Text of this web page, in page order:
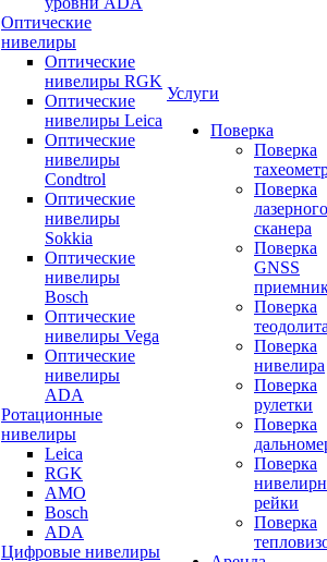
Оптические
нивелиры
Оптические
нивелиры RGK
Оптические
нивелиры Leica
Оптические
нивелиры
Condtrol
Оптические
нивелиры
Sokkia
Оптические
нивелиры
Bosch
Оптические
нивелиры Vega
Оптические
нивелиры
ADA
Ротационные
нивелиры
Leica
RGK
AMO
Bosch
ADA
Цифровые нивелиры
Услуги
Поверка
Поверка
Поверка
лазерного
сканера
Поверка
GNSS
Поверка
Поверка
нивелира
Поверка
рулетки
Поверка
Поверка
рейки
Поверка